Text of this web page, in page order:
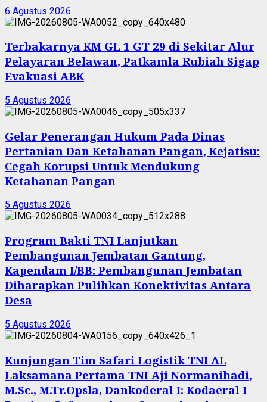
6 Agustus 2026
Terbakarnya KM GL 1 GT 29 di Sekitar Alur
Pelayaran Belawan, Patkamla Rubiah Sigap
Evakuasi ABK
5 Agustus 2026
Gelar Penerangan Hukum Pada Dinas
Pertanian Dan Ketahanan Pangan, Kejatisu:
Cegah Korupsi Untuk Mendukung
Ketahanan Pangan
5 Agustus 2026
Program Bakti TNI Lanjutkan
Pembangunan Jembatan Gantung,
Kapendam I/BB: Pembangunan Jembatan
Diharapkan Pulihkan Konektivitas Antara
Desa
5 Agustus 2026
Kunjungan Tim Safari Logistik TNI AL
Laksamana Pertama TNI Aji Normanihadi,
M.Sc., M.Tr.Opsla, Dankoderal I: Kodaeral I